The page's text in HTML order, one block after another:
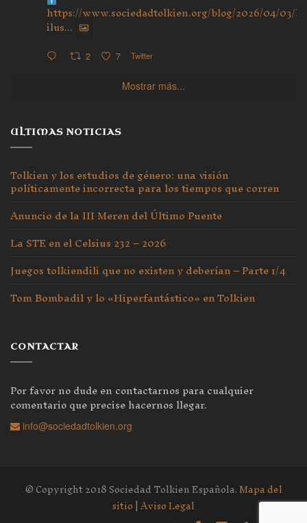
https://www.sociedadtolkien.org/blog/2026/04/03/
ilus...
2 7 Twitter
Mostrar más...
ULTIMAS NOTICIAS
Tolkien y los estudios de género: una visión
políticamente incorrecta para los tiempos que corren
Anuncio de la III Meren del Último Puente
La STE en el Celsius 232 – 2026
Juegos tolkiendili que no existen y deberían – Parte 1/4
Tom Bombadil y lo «Hiperfantástico» en Tolkien
CONTACTAR
Por favor no dude en contactarnos para cualquier
comentario que precise hacernos llegar.
info@sociedadtolkien.org
© Copyright 2018 Sociedad Tolkien Española.Mapa del
sitio|Aviso Legal